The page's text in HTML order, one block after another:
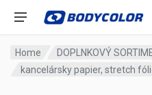
Home
DOPLNKOVÝ
kancelársky papier, stretch